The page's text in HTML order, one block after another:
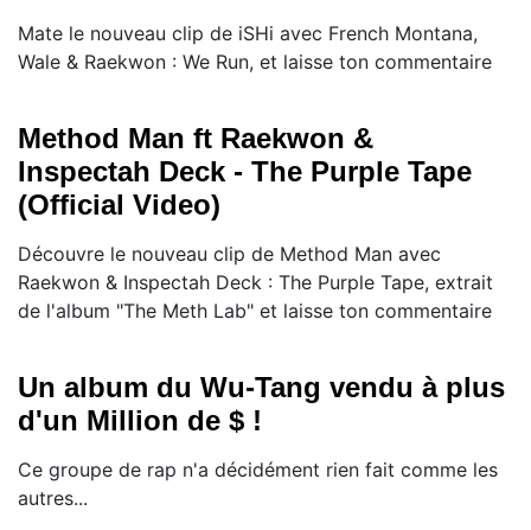
Mate le nouveau clip de iSHi avec French Montana,
Wale & Raekwon : We Run, et laisse ton commentaire
Method Man ft Raekwon &
Inspectah Deck - The Purple Tape
(Official Video)
Découvre le nouveau clip de Method Man avec
Raekwon & Inspectah Deck : The Purple Tape, extrait
de l'album "The Meth Lab" et laisse ton commentaire
Un album du Wu-Tang vendu à plus
d'un Million de $ !
Ce groupe de rap n'a décidément rien fait comme les
autres...